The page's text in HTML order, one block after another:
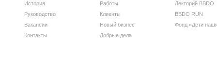
История
Руководство
Вакансии
Контакты
Работы
Клиенты
Новый бизнес
Добрые дела
Лекторий BBDO
BBDO RUN
Фонд «Дети